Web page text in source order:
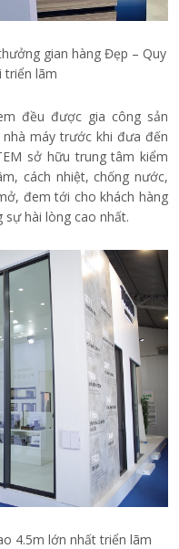
gian hàng Đẹp – Quy
triển lãm
đều được gia công sản
máy trước khi đưa đến
sở hữu trung tâm kiểm
cách nhiệt, chống nước,
đem tới cho khách hàng
hài lòng cao nhất.
4.5m lớn nhất triển lãm